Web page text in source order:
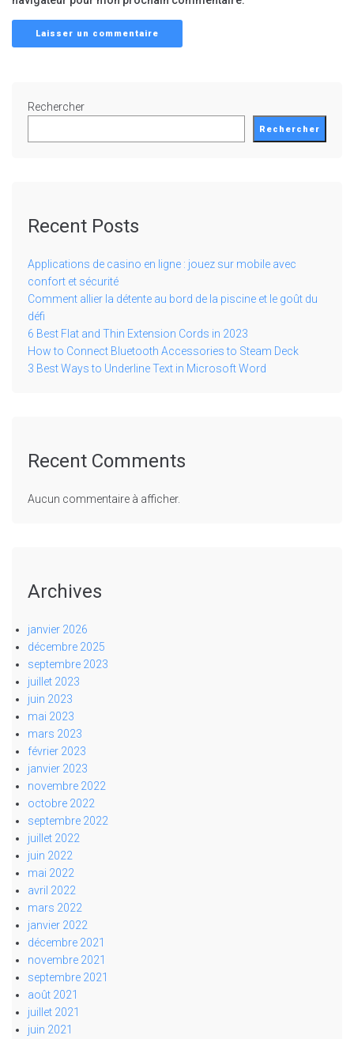
Rechercher
Rechercher
Recent Posts
Applications de casino en ligne : jouez sur mobile avec
confort et sécurité
Comment allier la détente au bord de la piscine et le goût du
défi
6 Best Flat and Thin Extension Cords in 2023
How to Connect Bluetooth Accessories to Steam Deck
3 Best Ways to Underline Text in Microsoft Word
Recent Comments
Aucun commentaire à afficher.
Archives
janvier 2026
décembre 2025
septembre 2023
juillet 2023
juin 2023
mai 2023
mars 2023
février 2023
janvier 2023
novembre 2022
octobre 2022
septembre 2022
juillet 2022
juin 2022
mai 2022
avril 2022
mars 2022
janvier 2022
décembre 2021
novembre 2021
septembre 2021
août 2021
juillet 2021
juin 2021